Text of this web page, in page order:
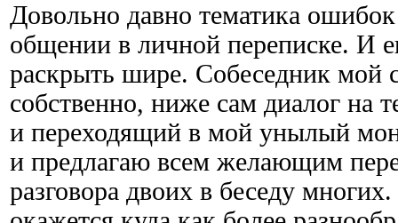
Довольно давно тематика
общении в личной переписке. И
раскрыть шире. Собеседник мой
собственно, ниже сам диалог на
и переходящий в мой унылый
и предлагаю всем желающим
разговора двоих в беседу